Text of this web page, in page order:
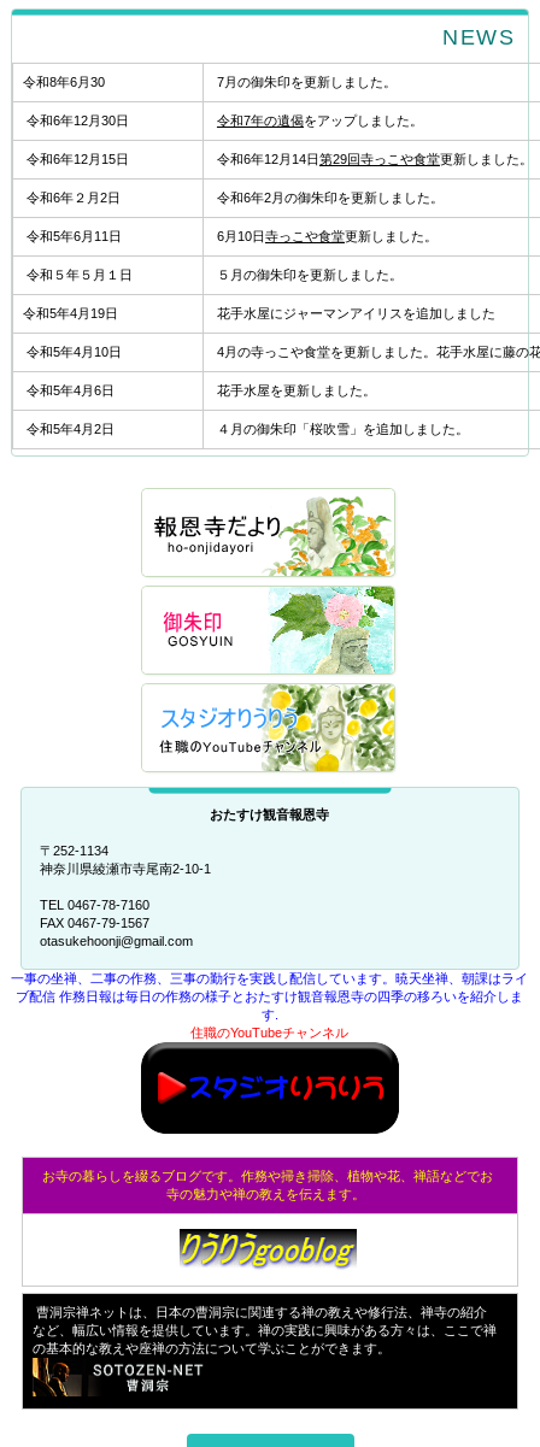
NEWS
令和8年6月30 7月の御朱印を更新しました。
令和6年12月30日 令和7年の遺偈をアップしました。
令和6年12月15日 令和6年12月14日第29回寺っこや食堂更新しました。
令和6年２月2日 令和6年2月の御朱印を更新しました。
令和5年6月11日 6月10日寺っこや食堂更新しました。
令和５年５月１日 ５月の御朱印を更新しました。
令和5年4月19日 花手水屋にジャーマンアイリスを追加しました
令和5年4月10日 4月の寺っこや食堂を更新しました。花手水屋に藤の
令和5年4月6日 花手水屋を更新しました。
令和5年4月2日 ４月の御朱印「桜吹雪」を追加しました。
おたすけ観音報恩寺
〒252-1134
神奈川県綾瀬市寺尾南2-10-1
TEL 0467-78-7160
FAX 0467-79-1567
otasukehoonji@gmail.com
一事の坐禅、二事の作務、三事の勤行を実践し配信しています。暁天坐禅、朝課はライ
ブ配信 作務日報は毎日の作務の様子とおたすけ観音報恩寺の四季の移ろいを紹介しま
す.
住職のYouTubeチャンネル
お寺の暮らしを綴るブログです。作務や掃き掃除、植物や花、禅語などでお
寺の魅力や禅の教えを伝えます。
曹洞宗禅ネットは、日本の曹洞宗に関連する禅の教えや修行法、禅寺の紹介
など、幅広い情報を提供しています。禅の実践に興味がある方々は、ここで禅
の基本的な教えや座禅の方法について学ぶことができます。